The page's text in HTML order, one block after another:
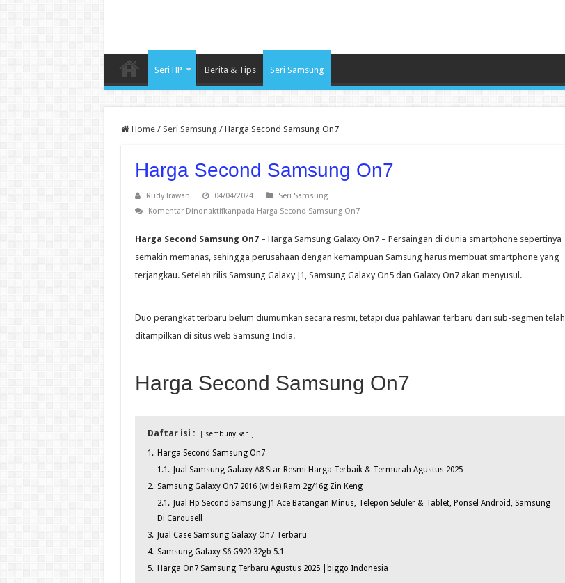
Seri HP Berita & Tips Seri Samsung
Home / Seri Samsung / Harga Second Samsung On7
Harga Second Samsung On7
Rudy Irawan 04/04/2024
Seri Samsung
Komentar Dinonaktifkanpada Harga Second Samsung On7
Harga Second Samsung On7– Harga Samsung Galaxy On7 – Persaingan di dunia smartphone sepertinya
semakin memanas, sehingga perusahaan dengan kemampuan Samsung harus membuat smartphone yang
terjangkau. Setelah rilis Samsung Galaxy J1, Samsung Galaxy On5 dan Galaxy On7 akan menyusul.
Duo perangkat terbaru belum diumumkan secara resmi, tetapi dua pahlawan terbaru dari sub-segmen telah
ditampilkan di situs web Samsung India.
Harga Second Samsung On7
Daftar isi : sembunyikan
1. Harga Second Samsung On7
1.1.
Jual Samsung Galaxy A8 Star Resmi Harga Terbaik & Termurah Agustus 2025
2. Samsung Galaxy On7 2016 (wide) Ram 2g/16g Zin Keng
2.1.
Jual Hp Second Samsung J1 Ace Batangan Minus, Telepon Seluler & Tablet, Ponsel Android, Samsung
Di Carousell
3.
Jual Case Samsung Galaxy On7 Terbaru
4. Samsung Galaxy S6 G920 32gb 5.1
5. Harga On7 Samsung Terbaru Agustus 2025 |biggo Indonesia